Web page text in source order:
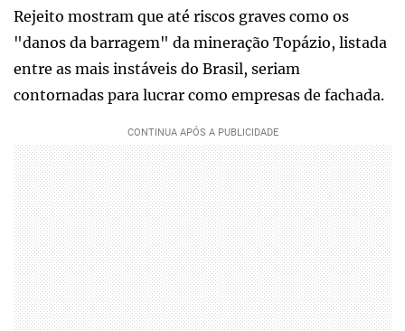
Rejeito mostram que até riscos graves como os
"danos da barragem" da mineração Topázio, listada
entre as mais instáveis do Brasil, seriam
contornadas para lucrar como empresas de fachada.